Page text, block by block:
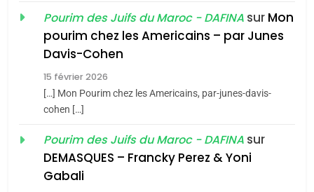
Maroc : Les amandes de
Tafraout, le miel de Tadla
du terroir
Oeil ravageur – Vanessa
De Loya Stauber
Pourim des Juifs du Maroc - DAFINA sur Mon
pourim chez les Americains – par Junes
Davis-Cohen
15 février 2026
[…] Mon Pourim chez les Americains, par-junes-davis-
cohen […]
Pourim des Juifs du Maroc - DAFINA sur
DEMASQUES – Francky Perez & Yoni
Gabali